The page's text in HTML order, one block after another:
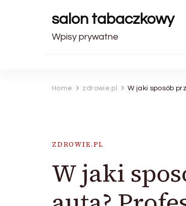
salon tabaczkowy
Wpisy prywatne
Home zdrowie.pl W jaki sposób
ZDROWIE.PL
W jaki